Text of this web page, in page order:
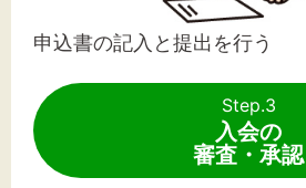
申込書の記入と提出を行う
Step.3
入会の
審査・承認